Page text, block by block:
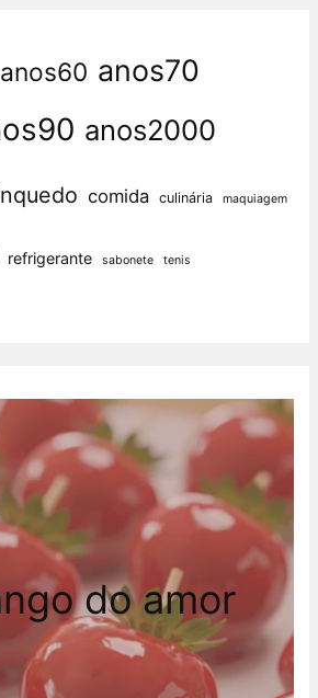
anos60 anos70
anos2000
comida culinária maquiagem
refrigerante sabonete tenis
do amor